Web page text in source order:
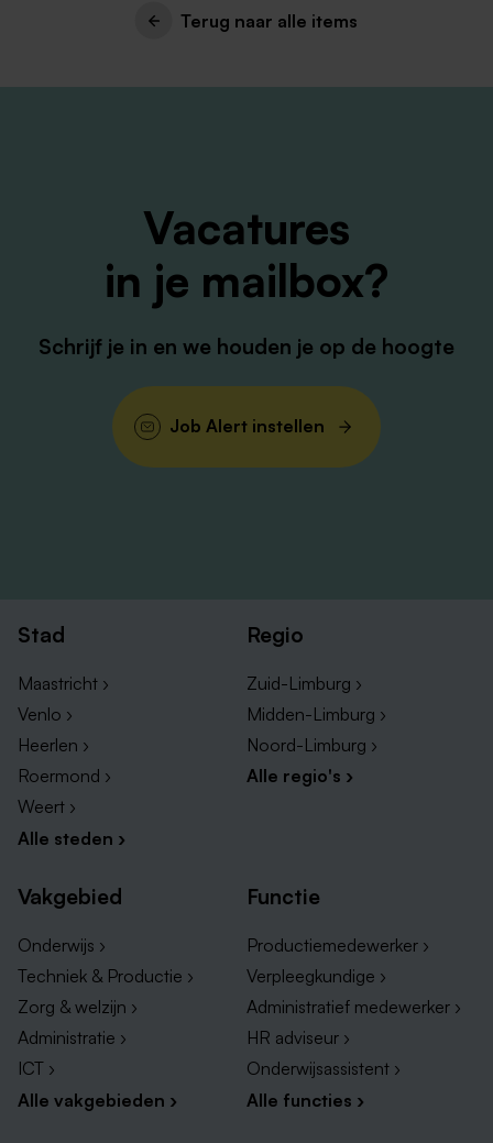
Terug naar alle items
Vacatures
in je mailbox?
Schrijf je in en we houden je op de hoogte
Job Alert instellen
Stad
Maastricht ›
Venlo ›
Heerlen ›
Roermond ›
Weert ›
Alle steden ›
Regio
Zuid-Limburg ›
Midden-Limburg ›
Noord-Limburg ›
Alle regio's ›
Vakgebied
Onderwijs ›
Techniek & Productie ›
Zorg & welzijn ›
Administratie ›
ICT ›
Alle vakgebieden ›
Functie
Productiemedewerker ›
Verpleegkundige ›
Administratief medewerker ›
HR adviseur ›
Onderwijsassistent ›
Alle functies ›